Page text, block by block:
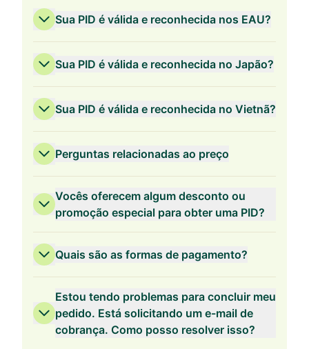
Sua PID é válida e reconhecida nos EAU?
Sua PID é válida e reconhecida no Japão?
Sua PID é válida e reconhecida no Vietnã?
Perguntas relacionadas ao preço
Validade de 3 anos
Vocês oferecem algum desconto ou
promoção especial para obter uma PID?
Quais são as formas de pagamento?
Estou tendo problemas para concluir meu
pedido. Está solicitando um e-mail de
cobrança. Como posso resolver isso?